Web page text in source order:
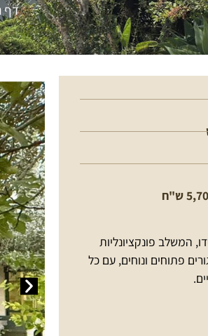
דף
המשלב פונקציונליות
פתוחים ונוחים, עם כל